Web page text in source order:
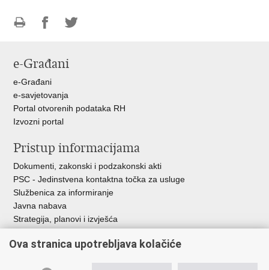
FacebookuTwitteru
e-Građani
e-Građani
e-savjetovanja
Portal otvorenih podataka RH
Izvozni portal
Pristup informacijama
Dokumenti, zakonski i podzakonski akti
PSC - Jedinstvena kontaktna točka za usluge
Službenica za informiranje
Javna nabava
Strategija, planovi i izvješća
Ova stranica upotrebljava kolačiće